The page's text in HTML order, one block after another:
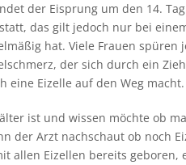
der Eisprung um den 14.
das gilt jedoch nur bei
hat. Viele Frauen spüren
der sich durch ein
eine Eizelle auf den Weg macht.
ist und wissen möchte ob
der Arzt nachschaut ob noch
allen Eizellen bereits